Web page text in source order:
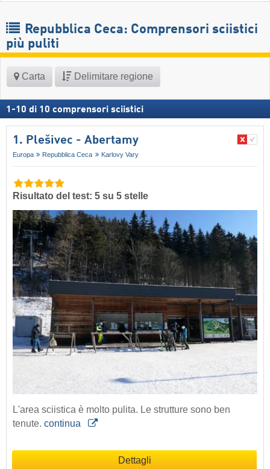
Repubblica Ceca: Comprensori sciistici
più puliti
Carta Delimitare regione
1 -10 di 10 comprensori sciistici
1. Plešivec - Abertamy
Europa Repubblica Ceca Karlovy Vary
Risultato del test: 5 su 5 stelle
L'area sciistica è molto pulita. Le strutture sono ben
tenute. continua
Dettagli